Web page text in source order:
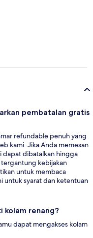
pembatalan gratis
refundable penuh yang
kami. Jika Anda memesan
dapat dibatalkan hingga
kebijakan
untuk membaca
untuk syarat dan ketentuan
kolam renang?
dapat mengakses kolam